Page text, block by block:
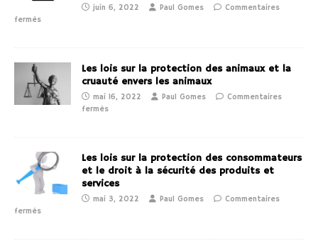
juin 6, 2022 Paul Gomes
Commentaires
fermés
Les lois sur la protection des animaux et la
cruauté envers les animaux
mai 16, 2022 Paul Gomes
Commentaires
fermés
Les lois sur la protection des consommateurs
et le droit à la sécurité des produits et
services
mai 3, 2022 Paul Gomes
Commentaires
fermés